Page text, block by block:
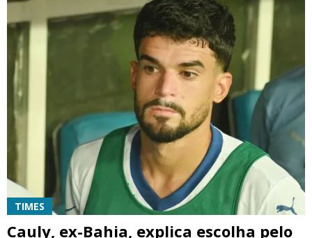
TIMES
Cauly, ex-Bahia, explica escolha pelo